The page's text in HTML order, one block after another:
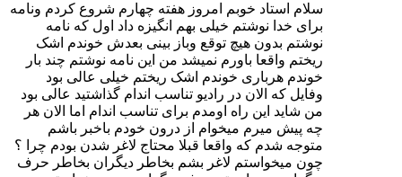
سلام استاد خوبم امروز هفته چهارم شروع کردم ونامه
برای خدا نوشتم خیلی بهم انگیزه داد اول که نامه
نوشتم بدون هیچ توقع وباز بینی بعدش خوندم اشک
ریختم واقعا باورم نمیشد من این نامه نوشتم چند بار
خوندم هرباری خوندم اشک ریختم خیلی عالی بود
وفایل که الان در رادیو تناسب اندام گذاشتید عالی بود
من شاید این راه اومدم برای تناسب اندام اما الان هر
چه پیش میرم میخوام از درون خودم باخبر باشم
متوجه شدم که واقعا قبلا محتاج لاغر شدن بودم چرا ؟
چون میخواستم لاغر بشم بخاطر دیگران بخاطر حرف